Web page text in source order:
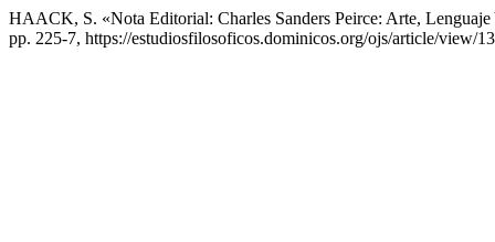
HAACK, S. «Nota Editorial: Charles Sanders Peirce: Arte,
pp. 225-7, https://estudiosfilosoficos.dominicos.org/ojs/article/view/